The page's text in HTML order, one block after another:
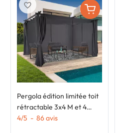
Pergola édition limitée toit
rétractable 3x4 M et 4
rideaux gris anthracite
4/5 - 86avis
favorite_border